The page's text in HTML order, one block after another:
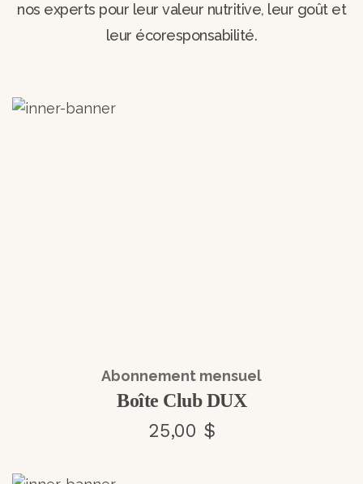
nos experts pour leur valeur nutritive, leur goût et
leur écoresponsabilité.
Abonnement mensuel
Boîte Club DUX
25,00 $